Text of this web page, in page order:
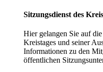
Sitzungsdienst des
Hier gelangen Sie auf
Kreistages und seiner
Informationen zu den
öffentlichen